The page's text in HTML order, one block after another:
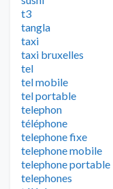
t3
tangla
taxi
taxi bruxelles
tel
tel mobile
tel portable
telephon
téléphone
telephone fixe
telephone mobile
telephone portable
telephones